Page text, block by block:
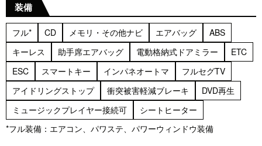
装備
フル* CD メモリ・その他ナビ エアバッグ
ABS
キーレス
助手席エアバッグ 電動格納式ドアミラー
ETC
ESC
スマートキー インパネオートマ
フルセグTV
アイドリングストップ
衝突被害軽減ブレーキ
DVD再生
ミュージックプレイヤー接続可
シートヒーター
*フル装備：エアコン、パワステ、パワーウィンドウ装備